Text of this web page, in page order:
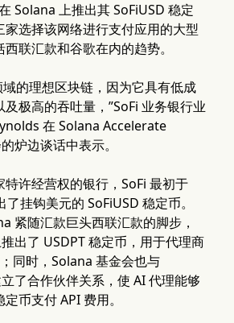
Solana 上推出其 SoFiUSD 稳定
家选择该网络进行支付应用的大型
联汇款和谷歌在内的趋势。
的理想区块链，因为它具有低成
极高的吞吐量，”SoFi 业务银行业
在 Solana Accelerate
炉边谈话中表示。
许经营权的银行，SoFi 最初于
挂钩美元的 SoFiUSD 稳定币。
紧随汇款巨头西联汇款的脚步，
出了 USDPT 稳定币，用于代理商
同时，Solana 基金会也与
了合作伙伴关系，使 AI 代理能够
币支付 API 费用。